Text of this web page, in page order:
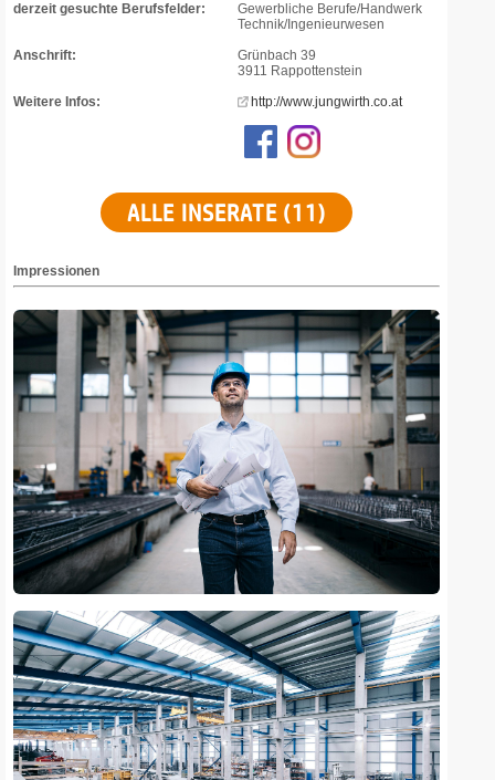
derzeit gesuchte Berufsfelder:
Gewerbliche Berufe/Handwerk
Technik/Ingenieurwesen
Anschrift:
Grünbach 39
3911 Rappottenstein
Weitere Infos:
http://www.jungwirth.co.at
ALLE INSERATE (11)
Impressionen